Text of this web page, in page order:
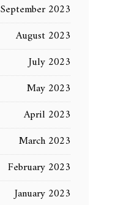
September 2023
August 2023
July 2023
May 2023
April 2023
March 2023
February 2023
January 2023